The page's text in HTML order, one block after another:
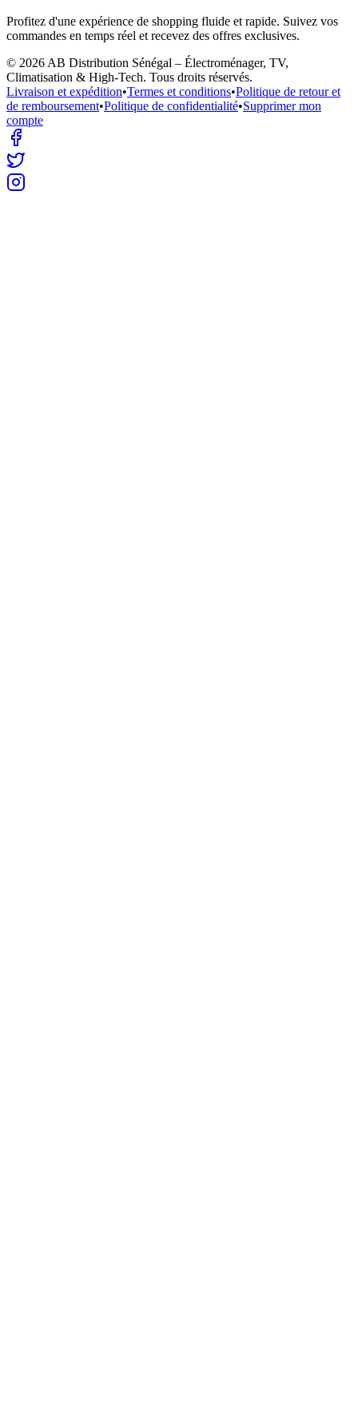
Profitez d'une expérience de shopping fluide et rapide. Suivez vos
commandes en temps réel et recevez des offres exclusives.
© 2026 AB Distribution Sénégal – Électroménager, TV,
Climatisation & High-Tech. Tous droits réservés.
Livraison et expédition•Termes et conditions•Politique de retour et
de remboursement•Politique de confidentialité•Supprimer mon
compte